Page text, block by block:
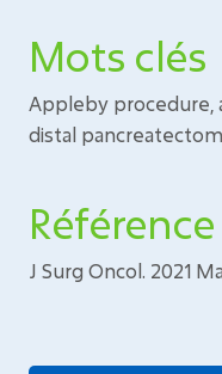
Mots clés
Appleby procedure,
distal
Référence
J Surg Oncol. 2021